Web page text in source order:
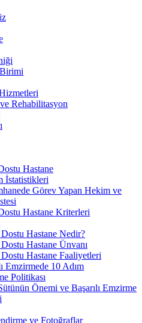
Rehabilitasyon
Hastane
İstatistikleri
Görev Yapan Hekim ve
Hastane Kriterleri
Hastane Nedir?
Hastane Ünvanı
Hastane Faaliyetleri
Emzirmede 10 Adım
Politikası
Önemi ve Başarılı Emzirme
ve Fotoğraflar